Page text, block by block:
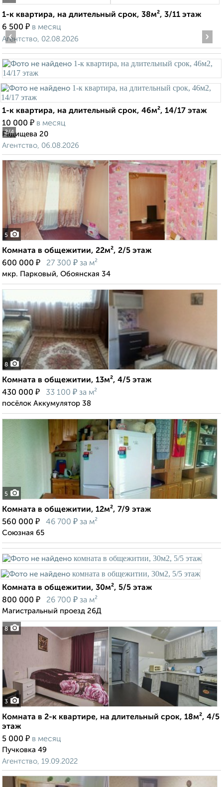
1-к квартира, на длительный срок, 38м², 3/11 этаж
6 500 ₽ в месяц
Агентство, 02.08.2026
2/4
‹ ›
1-к квартира, на длительный срок, 46м², 14/17 этаж
10 000 ₽ в месяц
Радищева 20
Агентство, 06.08.2026
5
Комната в общежитии, 22м², 2/5 этаж
600 000 ₽ 27 300 ₽ за м²
мкр. Парковый, Обоянская 34
8
Комната в общежитии, 13м², 4/5 этаж
430 000 ₽ 33 100 ₽ за м²
посёлок Аккумулятор 38
5
Комната в общежитии, 12м², 7/9 этаж
560 000 ₽ 46 700 ₽ за м²
Союзная 65
8
Комната в общежитии, 30м², 5/5 этаж
800 000 ₽ 26 700 ₽ за м²
Магистральный проезд 26Д
3
Комната в 2-к квартире, на длительный срок, 18м², 4/5
этаж
5 000 ₽ в месяц
Пучковка 49
Агентство, 19.09.2022